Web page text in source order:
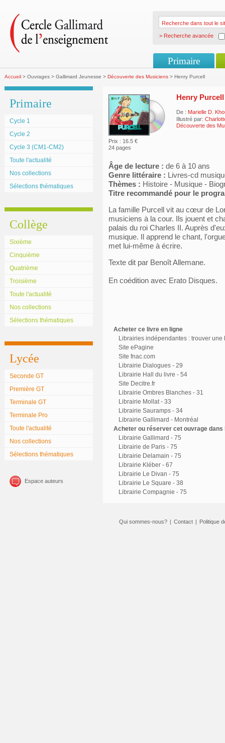
> Recherche avancée
Primaire
Accueil > Ouvrages > Gallimard Jeunesse > Découverte des Musiciens > Henry Purcell
Primaire
Cycle 1
Cycle 2
Cycle 3 (CM1-CM2)
Toute l'actualité
Nos collections
Sélections thématiques
Collège
Sixième
Cinquième
Quatrième
Troisième
Toute l'actualité
Nos collections
Sélections thématiques
Lycée
Seconde GT
Première GT
Terminale GT
Terminale Pro
Toute l'actualité
Nos collections
Sélections thématiques
Espace auteurs
Prix : 16.5 €
24 pages
Henry Purcell
De : Marielle D.
Illustré par:
Découverte des
Âge de lecture : de 6 à 10 ans
Genre littéraire : Livres-cd
Thèmes : Histoire - Musique -
Titre recommandé pour le
La famille Purcell vit au cœur de
musiciens à la cour. Ils jouent et
palais du roi Charles II. Auprès
musique. Il apprend le chant,
met lui-même à écrire.
Texte dit par Benoît Allemane.
En coédition avec Erato Disques.
Acheter ce livre en ligne
Librairies indépendantes : trouver une
Site ePagine
Site fnac.com
Librairie Dialogues - 29
Librairie Hall du livre - 54
Site Decitre.fr
Librairie Ombres Blanches - 31
Librairie Mollat - 33
Librairie Sauramps - 34
Librairie Gallimard - Montréal
Acheter ou réserver cet ouvrage
Librairie Gallimard - 75
Librairie de Paris - 75
Librairie Delamain - 75
Librairie Kléber - 67
Librairie Le Divan - 75
Librairie Le Square - 38
Librairie Compagnie - 75
Qui sommes-nous? | Contact | Politique